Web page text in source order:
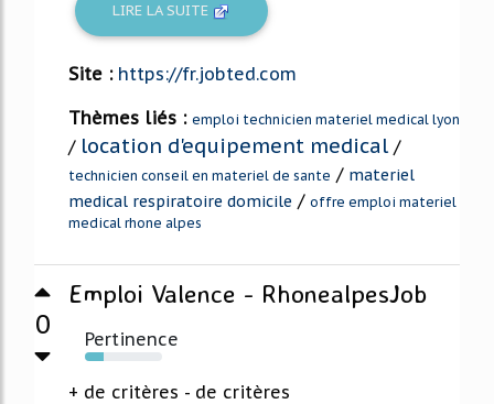
LIRE LA SUITE
Site : https://fr.jobted.com
Thèmes liés : emploi technicien materiel medical lyon
/ location d'equipement medical /
technicien conseil en materiel de sante / materiel
medical respiratoire domicile / offre emploi materiel
medical rhone alpes
0
Emploi Valence - RhonealpesJob
Pertinence
24%
+ de critères - de critères